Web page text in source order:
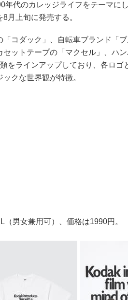
代のカレッジライフをテーマに
8月上旬に発売する。
コダック」、自転車ブランド「
セットテープの「マクセル」、ハ
をラインアップしており、各ロゴ
クな世界観が特徴。
男女兼用可）、価格は1990円。